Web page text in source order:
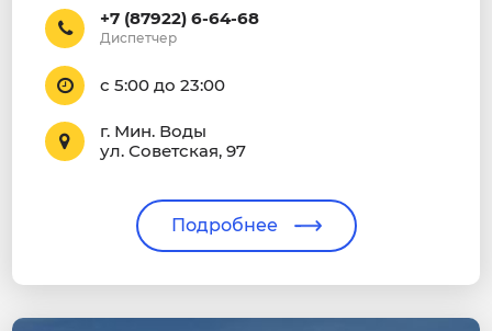
+7 (87922) 6-64-68
Диспетчер
с 5:00 до 23:00
г. Мин. Воды
ул. Советская, 97
Подробнее